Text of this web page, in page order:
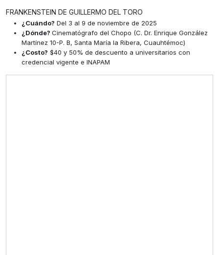
FRANKENSTEIN DE GUILLERMO DEL TORO
¿Cuándo? Del 3 al 9 de noviembre de 2025
¿Dónde? Cinematógrafo del Chopo (C. Dr. Enrique González
Martínez 10-P. B, Santa María la Ribera, Cuauhtémoc)
¿Costo? $40 y 50% de descuento a universitarios con
credencial vigente e INAPAM